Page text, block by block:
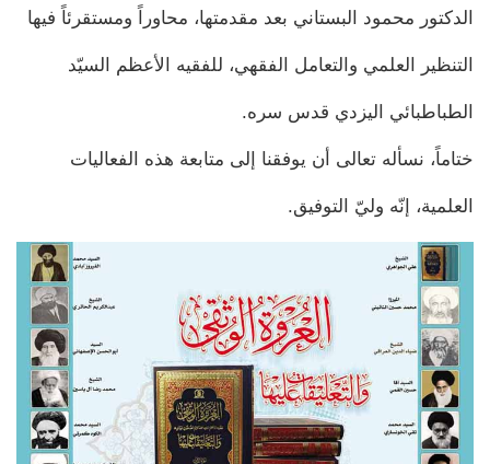
الدكتور محمود البستاني بعد مقدمتها، محاوراً ومستقرئاً فيها
التنظير العلمي والتعامل الفقهي، للفقيه الأعظم السيّد
الطباطبائي اليزدي قدس ‏سره.
ختاماً، نسأله تعالى أن يوفقنا إلى متابعة هذه الفعاليات
العلمية، إنّه وليّ التوفيق.